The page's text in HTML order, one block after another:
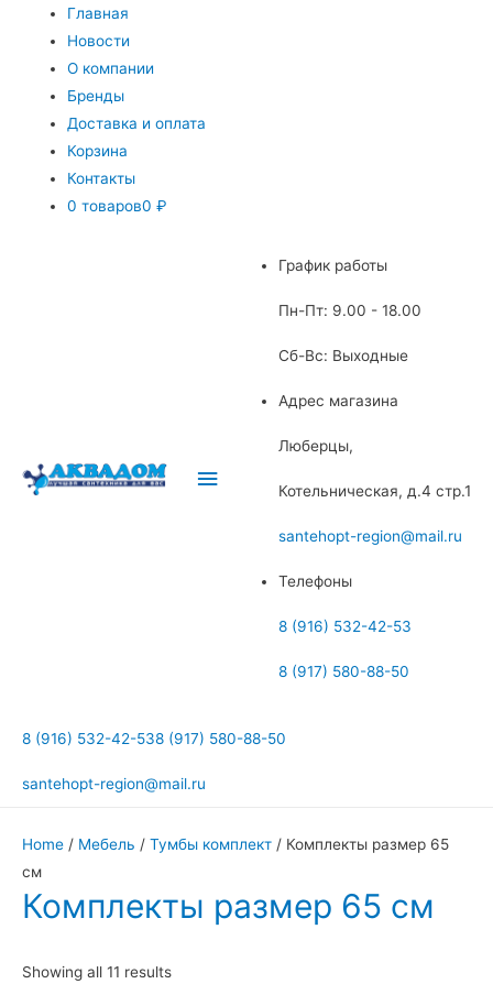
Главная
Новости
О компании
Бренды
Доставка и оплата
Корзина
Контакты
0 товаров0 ₽
Главное
График работы
Пн-Пт: 9.00 - 18.00
Сб-Вс: Выходные
Адрес магазина
Люберцы,
Котельническая, д.4 стр.1
santehopt-region@mail.ru
Телефоны
8 (916) 532-42-53
8 (917) 580-88-50
8 (916) 532-42-538 (917) 580-88-50
santehopt-region@mail.ru
Home / Мебель / Тумбы комплект / Комплекты размер 65
см
Комплекты размер 65 см
Showing all 11 results